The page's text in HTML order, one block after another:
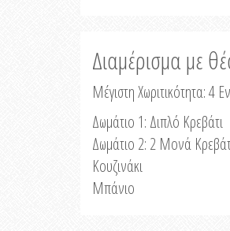
Διαμέρισμα με
Μέγιστη Χωριτικότητα: 4
Δωμάτιο 1: Διπλό Κρεβάτι
Δωμάτιο 2: 2 Μονά
Κουζινάκι
Μπάνιο